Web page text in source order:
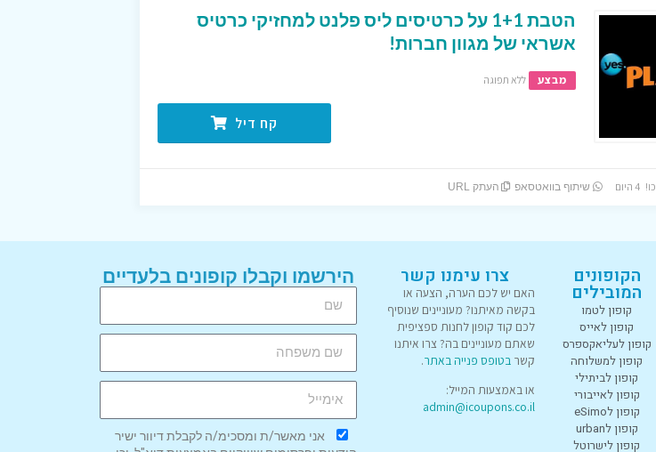
הטבת 1+1 על כרטיסים ליס פלנט למחזיקי כרטיס
אשראי של מגוון חברות!
מבצע ללא תפוגה
קח דיל
שיתוף בוואטסאפ העתק URL
הקופונים
המובילים
קופון לטמו
קופון לאייס
קופון לעליאקספרס
קופון למשלוחה
קופון לביתילי
קופון לאייבורי
קופון לeSimo
קופון לurban
קופון לישרוטל
צרו עימנו קשר
האם יש לכם הערה, הצעה או
בקשה מאיתנו? מעוניינים שנוסיף
לכם קוד קופון לחנות ספציפית
שאתם מעוניינים בה? צרו איתנו
קשר בטופס פנייה באתר.
או באמצעות המייל:
admin@icoupons.co.il
הירשמו וקבלו קופונים בלעדיים
אני מאשר/ת ומסכימ/ה לקבלת דיוור ישיר